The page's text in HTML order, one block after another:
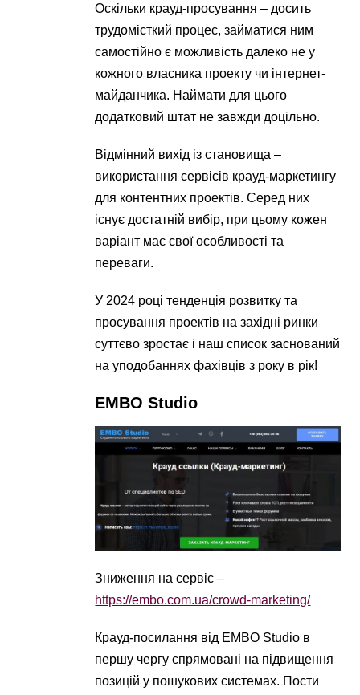
Оскільки крауд-просування – досить
трудомісткий процес, займатися ним
самостійно є можливість далеко не у
кожного власника проекту чи інтернет-
майданчика. Наймати для цього
додатковий штат не завжди доцільно.
Відмінний вихід із становища –
використання сервісів крауд-маркетингу
для контентних проектів. Серед них
існує достатній вибір, при цьому кожен
варіант має свої особливості та
переваги.
У 2024 році тенденція розвитку та
просування проектів на західні ринки
суттєво зростає і наш список заснований
на уподобаннях фахівців з року в рік!
EMBO Studio
Зниження на сервіс –
https://embo.com.ua/crowd-marketing/
Крауд-посилання від EMBO Studio в
першу чергу спрямовані на підвищення
позицій у пошукових системах. Пости